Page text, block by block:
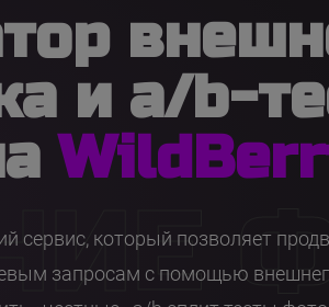
и a/b-
сервис, который позволяет
запросам с помощью